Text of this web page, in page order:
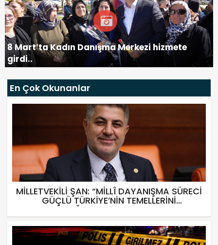
8 Mart’ta Kadın Danışma Merkezi hizmete
girdi..
En Çok Okunanlar
MİLLETVEKİLİ ŞAN: “MİLLÎ DAYANIŞMA SÜRECİ
GÜÇLÜ TÜRKİYE’NİN TEMELLERİNİ
SAĞLAMLAŞTIRACAK”